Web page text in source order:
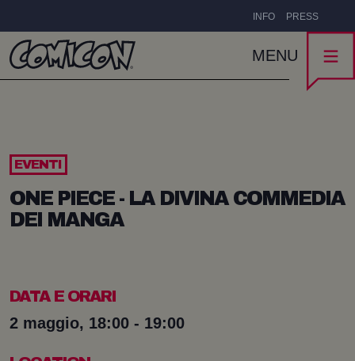
INFO PRESS
MENU
EVENTI
ONE PIECE - LA DIVINA COMMEDIA
DEI MANGA
DATA E ORARI
2 maggio, 18:00 - 19:00